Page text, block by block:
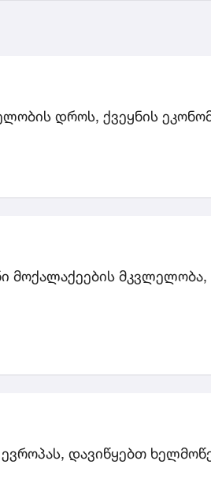
დროს, ქვეყნის
მოქალაქეების მკვლელობა,
დავიწყებთ